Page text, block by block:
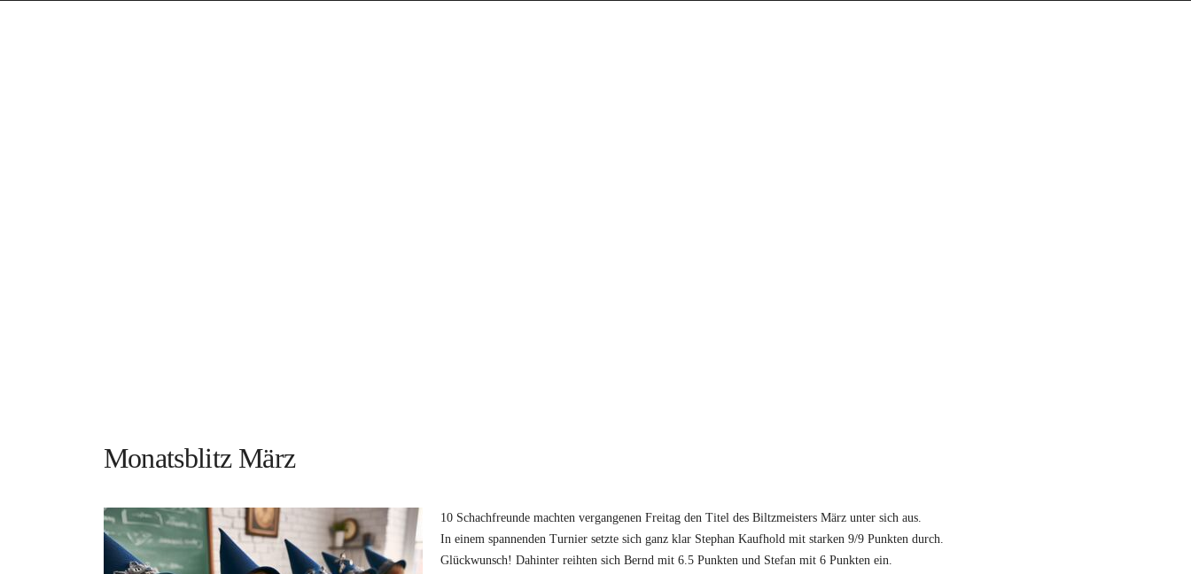
Monatsblitz März
10 Schachfreunde machten vergangenen Freitag den Titel des Biltzmeisters März unter sich aus.
In einem spannenden Turnier setzte sich ganz klar Stephan Kaufhold mit starken 9/9 Punkten durch.
Glückwunsch! Dahinter reihten sich Bernd mit 6.5 Punkten und Stefan mit 6 Punkten ein.